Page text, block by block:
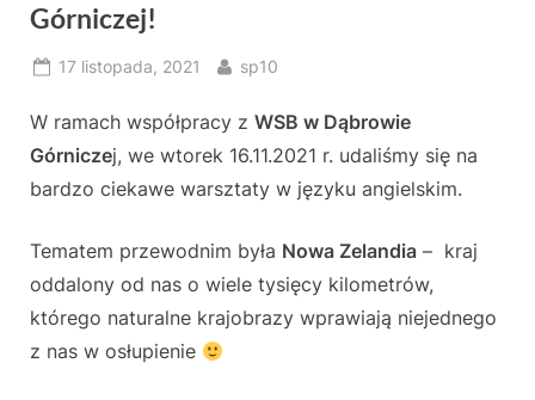
Górniczej!
Posted
17 listopada, 2021 By
sp10
W ramach współpracy z WSB w Dąbrowie
Górniczej, we wtorek 16.11.2021 r. udaliśmy się na
bardzo ciekawe warsztaty w języku angielskim.
Tematem przewodnim była Nowa Zelandia – kraj
oddalony od nas o wiele tysięcy kilometrów,
którego naturalne krajobrazy wprawiają niejednego
z nas w osłupienie